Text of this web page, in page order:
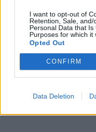
I want to opt-out of
Retention, Sale,
Personal Data that
Purposes for which it
Opted Out
CONFIRM
Data Deletion